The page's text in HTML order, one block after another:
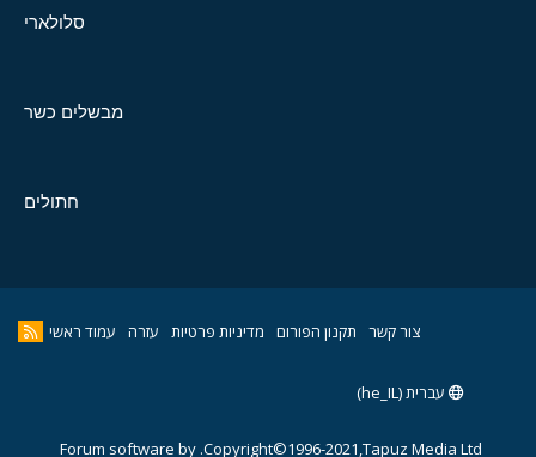
סלולארי
מבשלים כשר
חתולים
צור קשר תקנון הפורום מדיניות פרטיות עזרה עמוד ראשי
עברית (he_IL)
Copyright©1996-2021,Tapuz Media Ltd.
Forum software by